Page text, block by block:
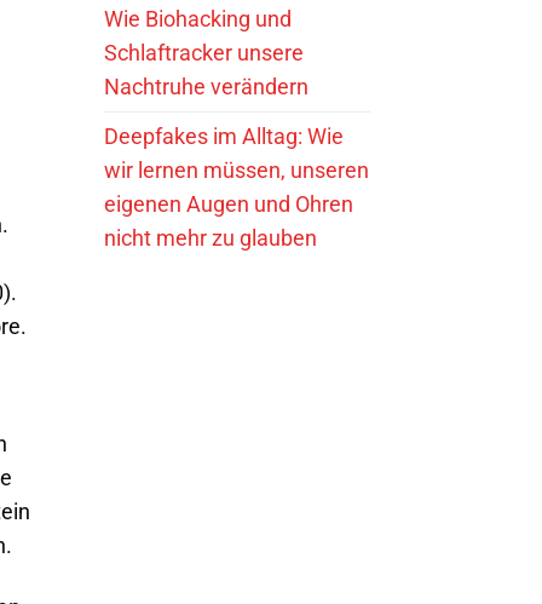
Wie Biohacking und
Schlaftracker unsere
Nachtruhe verändern
Deepfakes im Alltag: Wie
wir lernen müssen, unseren
eigenen Augen und Ohren
nicht mehr zu glauben